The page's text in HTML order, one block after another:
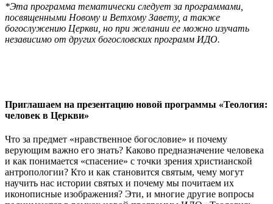
*Эта программа тематически следует за программами,
посвященными Новому и Ветхому Завету, а также
богослужению Церкви, но при желании ее можно изучать
независимо от других богословских программ ИДО.
Приглашаем на презентацию новой программы «Теология:
человек в Церкви»
Что за предмет «нравственное богословие» и почему
верующим важно его знать? Каково предназначение человека
и как понимается «спасение» с точки зрения христианской
антропологии? Кто и как становится святым, чему могут
научить нас истории святых и почему мы почитаем их
иконописные изображения? Эти, и многие другие вопросы